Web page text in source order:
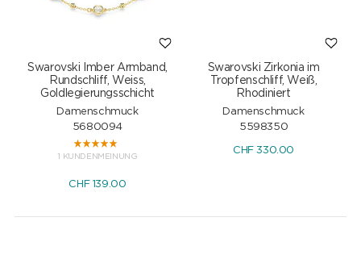
Swarovski Imber Armband,
Rundschliff, Weiss,
Goldlegierungsschicht
Damenschmuck
5680094
1 KUNDENMEINUNG
CHF139.00
Swarovski Zirkonia im
Tropfenschliff, Weiß,
Rhodiniert
Damenschmuck
5598350
CHF330.00